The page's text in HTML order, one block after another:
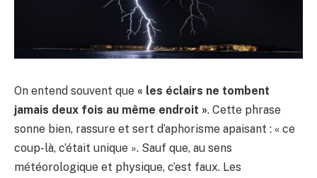
On entend souvent que « les éclairs ne tombent
jamais deux fois au même endroit ». Cette phrase
sonne bien, rassure et sert d’aphorisme apaisant : « ce
coup-là, c’était unique ». Sauf que, au sens
météorologique et physique, c’est faux. Les